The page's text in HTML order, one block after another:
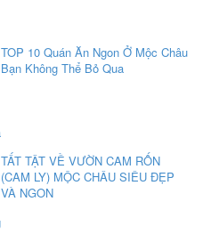
TOP 10 Quán Ăn Ngon Ở Mộc Châu
Bạn Không Thể Bỏ Qua
TẤT TẬT VỀ VƯỜN CAM RỐN
(CAM LY) MỘC CHÂU SIÊU ĐẸP
VÀ NGON